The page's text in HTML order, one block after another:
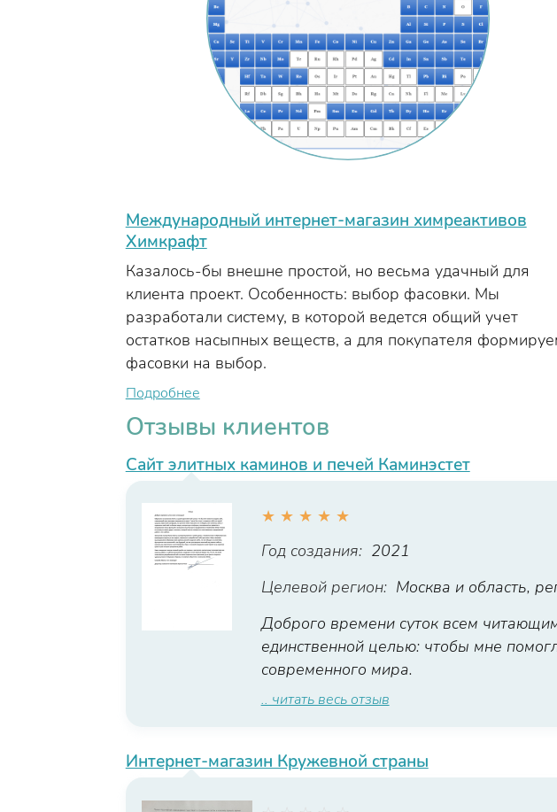
Международный интернет-магазин химреактивов
Химкрафт
Казалось-бы внешне простой, но весьма удачный для
клиента проект. Особенность: выбор фасовки. Мы
разработали систему, в которой ведется общий учет
остатков насыпных веществ, а для покупателя
фасовки на выбор.
Подробнее
Отзывы клиентов
Сайт элитных каминов и печей Каминэстет
★ ★ ★ ★ ★
Год создания: 2021
Целевой регион: Москва и область,
Доброго времени суток всем
единственной целью: чтобы мне
современного мира.
.. читать весь отзыв
Интернет-магазин Кружевной страны